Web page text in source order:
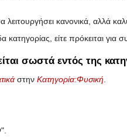
κανονικά, αλλά
είτε πρόκειται
σωστά εντός της
στην Κατηγορία:Φυσική